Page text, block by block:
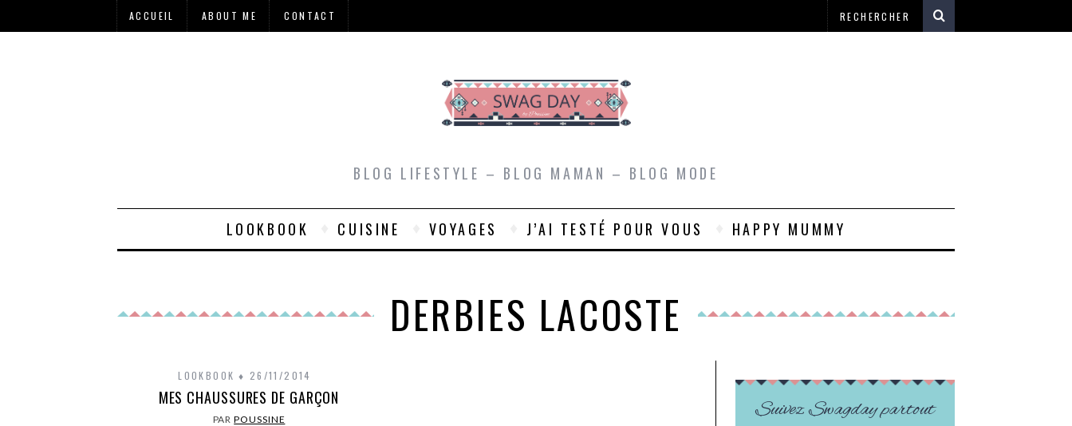
ACCUEIL ABOUT ME CONTACT
BLOG LIFESTYLE – BLOG MAMAN – BLOG MODE
LOOKBOOK CUISINE VOYAGES J’AI TESTÉ POUR VOUS HAPPY MUMMY
DERBIES LACOSTE
LOOKBOOK 26/11/2014
MES CHAUSSURES DE GARÇON
PARPOUSSINE Suivez Swagday partout